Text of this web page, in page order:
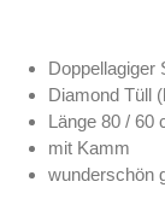
Doppellagiger
Diamond Tüll
Länge 80 / 60
mit Kamm
wunderschön